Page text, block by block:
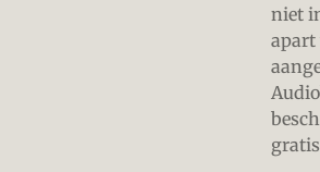
niet
apart